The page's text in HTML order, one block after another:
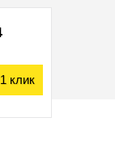
клик